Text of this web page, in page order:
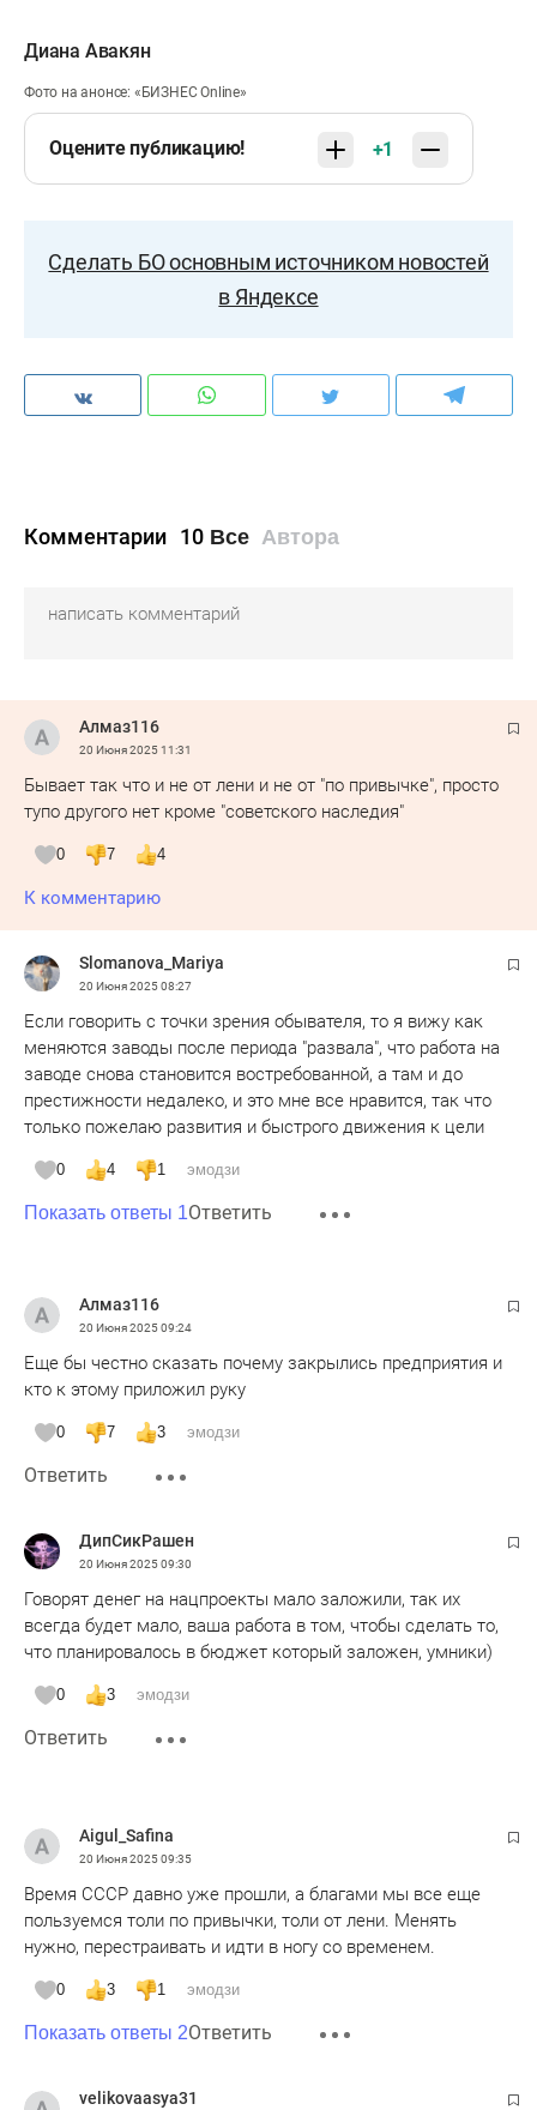
Диана Авакян
Фото на анонсе: «БИЗНЕС Online»
Оцените публикацию! +1
Сделать БО основным источником новостей
в Яндексе
Комментарии 10 Все Автора
Алмаз116
20 Июня 202511:31
Бывает так что и не от лени и не от "по привычке", просто
тупо другого нет кроме "советского наследия"
0 7 4
К комментарию
Slomanova_Mariya
20 Июня 202508:27
Если говорить с точки зрения обывателя, то я вижу как
меняются заводы после периода "развала", что работа на
заводе снова становится востребованной, а там и до
престижности недалеко, и это мне все нравится, так что
только пожелаю развития и быстрого движения к цели
0 4 1 эмодзи
Показать ответы 1Ответить
Алмаз116
20 Июня 202509:24
Еще бы честно сказать почему закрылись предприятия и
кто к этому приложил руку
0 7 3 эмодзи
Ответить
ДипСикРашен
20 Июня 202509:30
Говорят денег на нацпроекты мало заложили, так их
всегда будет мало, ваша работа в том, чтобы сделать то,
что планировалось в бюджет который заложен, умники)
0 3 эмодзи
Ответить
Aigul_Safina
20 Июня 202509:35
Время СССР давно уже прошли, а благами мы все еще
пользуемся толи по привычки, толи от лени. Менять
нужно, перестраивать и идти в ногу со временем.
0 3 1 эмодзи
Показать ответы 2Ответить
velikovaasya31